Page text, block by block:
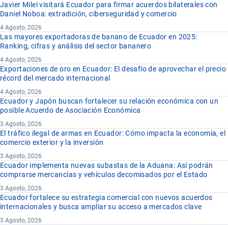
Javier Milei visitará Ecuador para firmar acuerdos bilaterales con
Daniel Noboa: extradición, ciberseguridad y comercio
4 Agosto, 2026
Las mayores exportadoras de banano de Ecuador en 2025:
Ranking, cifras y análisis del sector bananero
4 Agosto, 2026
Exportaciones de oro en Ecuador: El desafío de aprovechar el precio
récord del mercado internacional
4 Agosto, 2026
Ecuador y Japón buscan fortalecer su relación económica con un
posible Acuerdo de Asociación Económica
3 Agosto, 2026
El tráfico ilegal de armas en Ecuador: Cómo impacta la economía, el
comercio exterior y la inversión
3 Agosto, 2026
Ecuador implementa nuevas subastas de la Aduana: Así podrán
comprarse mercancías y vehículos decomisados por el Estado
3 Agosto, 2026
Ecuador fortalece su estrategia comercial con nuevos acuerdos
internacionales y busca ampliar su acceso a mercados clave
3 Agosto, 2026